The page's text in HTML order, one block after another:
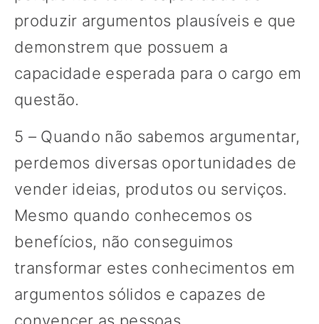
produzir argumentos plausíveis e que
demonstrem que possuem a
capacidade esperada para o cargo em
questão.
5 – Quando não sabemos argumentar,
perdemos diversas oportunidades de
vender ideias, produtos ou serviços.
Mesmo quando conhecemos os
benefícios, não conseguimos
transformar estes conhecimentos em
argumentos sólidos e capazes de